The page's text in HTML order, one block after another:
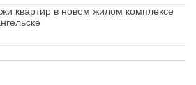
квартир в новом жилом комплексе